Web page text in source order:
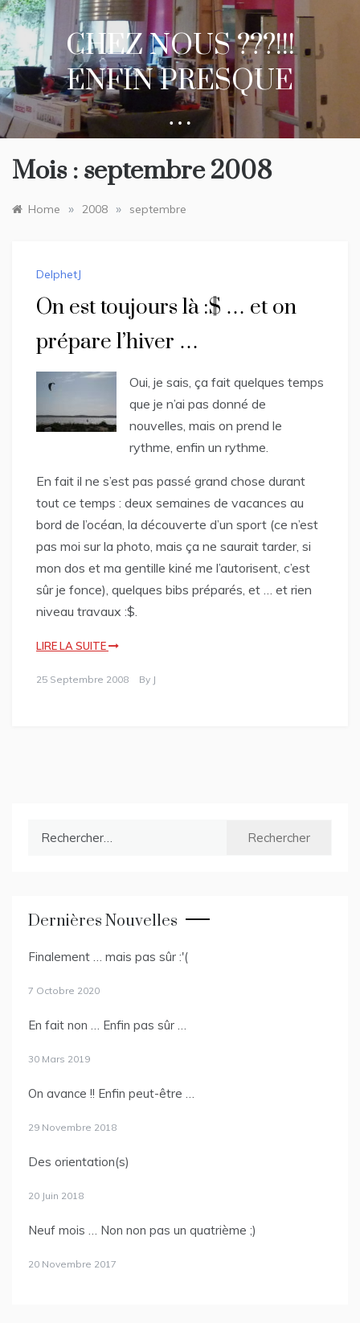
Skip
to
content
CHEZ NOUS ???!!!
ENFIN PRESQUE
…
Mois : septembre 2008
Home » 2008 » septembre
DelphetJ
On est toujours là :$ … et on
prépare l’hiver …
Oui, je sais, ça fait quelques temps
que je n’ai pas donné de
nouvelles, mais on prend le
rythme, enfin un rythme.
En fait il ne s’est pas passé grand chose durant
tout ce temps : deux semaines de vacances au
bord de l’océan, la découverte d’un sport (ce n’est
pas moi sur la photo, mais ça ne saurait tarder, si
mon dos et ma gentille kiné me l’autorisent, c’est
sûr je fonce), quelques bibs préparés, et … et rien
niveau travaux :$.
LIRE LA SUITE
25 Septembre 2008 By J
Dernières Nouvelles
Finalement … mais pas sûr :'(
7 Octobre 2020
En fait non … Enfin pas sûr …
30 Mars 2019
On avance !! Enfin peut-être …
29 Novembre 2018
Des orientation(s)
20 Juin 2018
Neuf mois … Non non pas un quatrième ;)
20 Novembre 2017